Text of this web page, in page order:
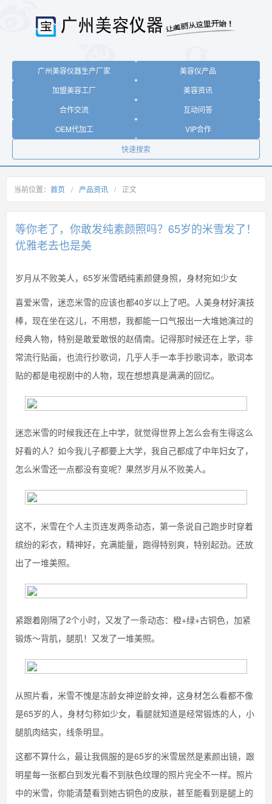
广州美容仪器生产厂家
美容仪产品
加盟美容工厂
美容资讯
合作交流
互动问答
OEM代加工
VIP合作
快速搜索
当前位置： 首页 / 产品资讯 / 正文
等你老了，你敢发纯素颜照吗？65岁的米雪发了！
优雅老去也是美
岁月从不败美人，65岁米雪晒纯素颜健身照，身材宛如少女
喜爱米雪，迷恋米雪的应该也都40岁以上了吧。人美身材好演技
棒，现在坐在这儿，不用想，我都能一口气报出一大堆她演过的
经典人物，特别是敢爱敢恨的赵倩南。记得那时候还在上学，非
常流行贴画，也流行抄歌词，几乎人手一本手抄歌词本，歌词本
贴的都是电视剧中的人物，现在想想真是满满的回忆。
迷恋米雪的时候我还在上中学，就觉得世界上怎么会有生得这么
好看的人？如今我儿子都要上大学，我自己都成了中年妇女了，
怎么米雪还一点都没有变呢？果然岁月从不败美人。
这不，米雪在个人主页连发两条动态，第一条说自己跑步时穿着
缤纷的彩衣，精神好，充满能量，跑得特别爽，特别起劲。还放
出了一堆美照。
紧跟着刚隔了2个小时，又发了一条动态：橙+绿+古铜色，加紧
锻炼～背肌，腿肌！又发了一堆美照。
从照片看，米雪不愧是冻龄女神逆龄女神，这身材怎么看都不像
是65岁的人，身材匀称如少女，看腿就知道是经常锻炼的人，小
腿肌肉结实，线条明显。
这都不算什么，最让我佩服的是65岁的米雪居然是素颜出镜，跟
明星每一张都白到发光看不到肤色纹理的照片完全不一样。照片
中的米雪，你能清楚看到她古铜色的皮肤，甚至能看到是腿上的